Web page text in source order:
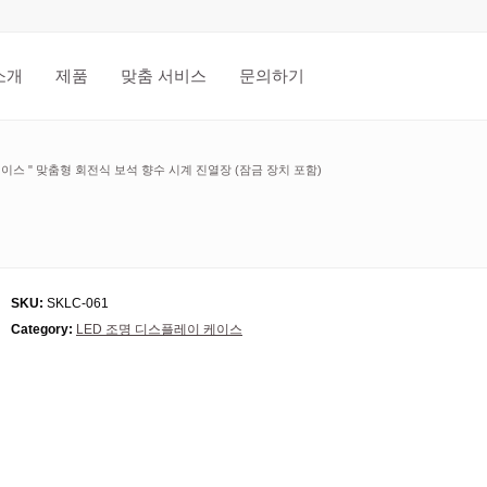
개 제품 맞춤 서비스 문의하기
스 " 맞춤형 회전식 보석 향수 시계 진열장 (잠금 장치 포함)
SKU: SKLC-061
Category: LED 조명 디스플레이 케이스